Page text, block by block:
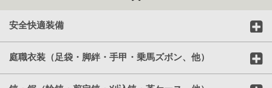
安全快適装備
庭職衣装（足袋・脚絆・手甲・乗馬ズボン、他）